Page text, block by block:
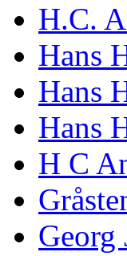
H.C.
Hans
Hans
Hans
H C
Georg